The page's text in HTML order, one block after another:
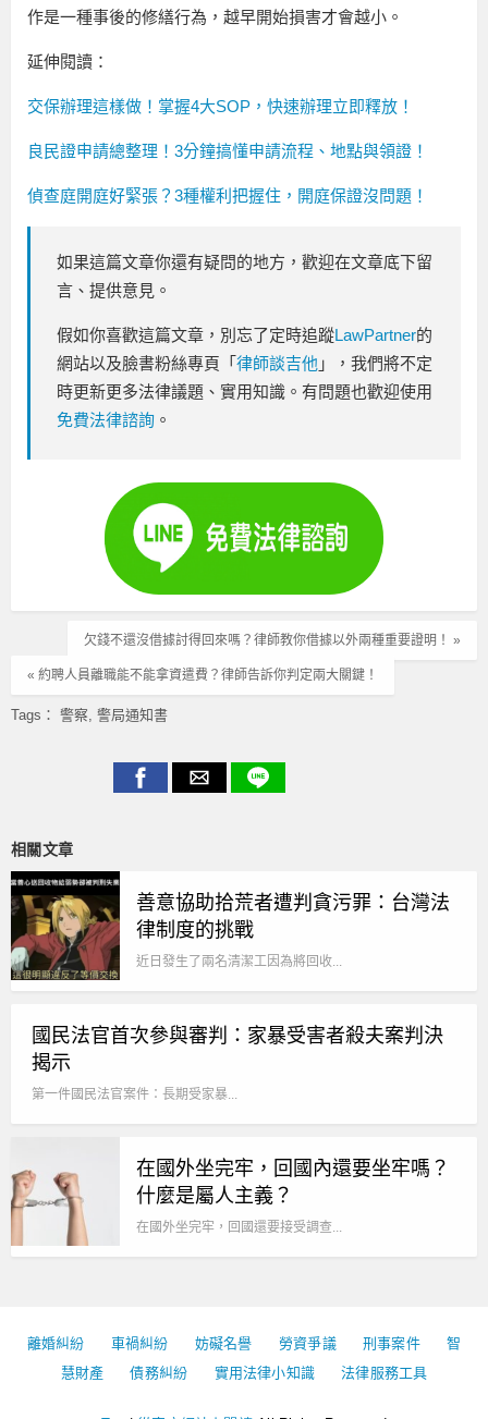
作是一種事後的修繕行為，越早開始損害才會越小。
延伸閱讀：
交保辦理這樣做！掌握4大SOP，快速辦理立即釋放！
良民證申請總整理！3分鐘搞懂申請流程、地點與領證！
偵查庭開庭好緊張？3種權利把握住，開庭保證沒問題！
如果這篇文章你還有疑問的地方，歡迎在文章底下留
言、提供意見。
假如你喜歡這篇文章，別忘了定時追蹤LawPartner的
網站以及臉書粉絲專頁「 律師談吉他 」，我們將不定
時更新更多法律議題、實用知識。有問題也歡迎使用
免費法律諮詢 。
欠錢不還沒借據討得回來嗎？律師教你借據以外兩種重要證明！ »
« 約聘人員離職能不能拿資遣費？律師告訴你判定兩大關鍵！
Tags： 警察 警局通知書
相關文章
善意協助拾荒者遭判貪污罪：台灣法
律制度的挑戰
近日發生了兩名清潔工因為將回收...
國民法官首次參與審判：家暴受害者殺夫案判決
揭示
第一件國民法官案件：長期受家暴...
在國外坐完牢，回國內還要坐牢嗎？
什麼是屬人主義？
在國外坐完牢，回國還要接受調查...
離婚糾紛 車禍糾紛 妨礙名譽 勞資爭議 刑事案件
智
慧財產
債務糾紛 實用法律小知識 法律服務工具